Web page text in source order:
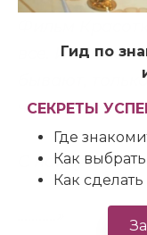
все. И все
бывают,
человека,
С
Гид по
СЕКРЕТЫ
Где
Как
Как